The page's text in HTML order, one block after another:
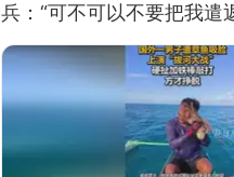
兵：“可不可以不要把我遣